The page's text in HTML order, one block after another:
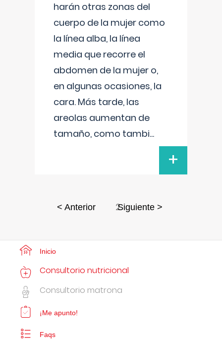
harán otras zonas del
cuerpo de la mujer como
la línea alba, la línea
media que recorre el
abdomen de la mujer o,
en algunas ocasiones, la
cara. Más tarde, las
areolas aumentan de
tamaño, como tambi...
+
< Anterior 2Siguiente >
Inicio
Consultorio nutricional
Consultorio matrona
¡Me apunto!
Faqs